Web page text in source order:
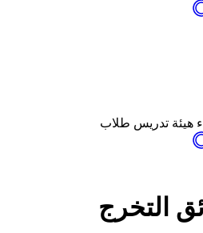
هيئة تدريس طلاب
التخرج